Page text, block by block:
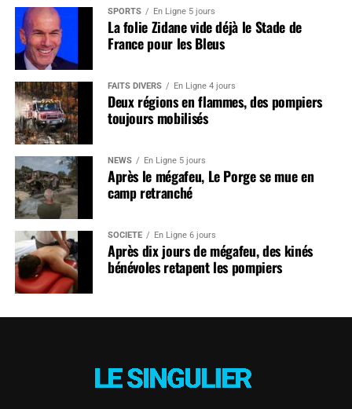
SPORTS En Ligne 5 jours
La folie Zidane vide déjà le Stade de
France pour les Bleus
FAITS DIVERS En Ligne 4 jours
Deux régions en flammes, des pompiers
toujours mobilisés
NEWS En Ligne 5 jours
Après le mégafeu, Le Porge se mue en
camp retranché
SOCIÉTÉ En Ligne 6 jours
Après dix jours de mégafeu, des kinés
bénévoles retapent les pompiers